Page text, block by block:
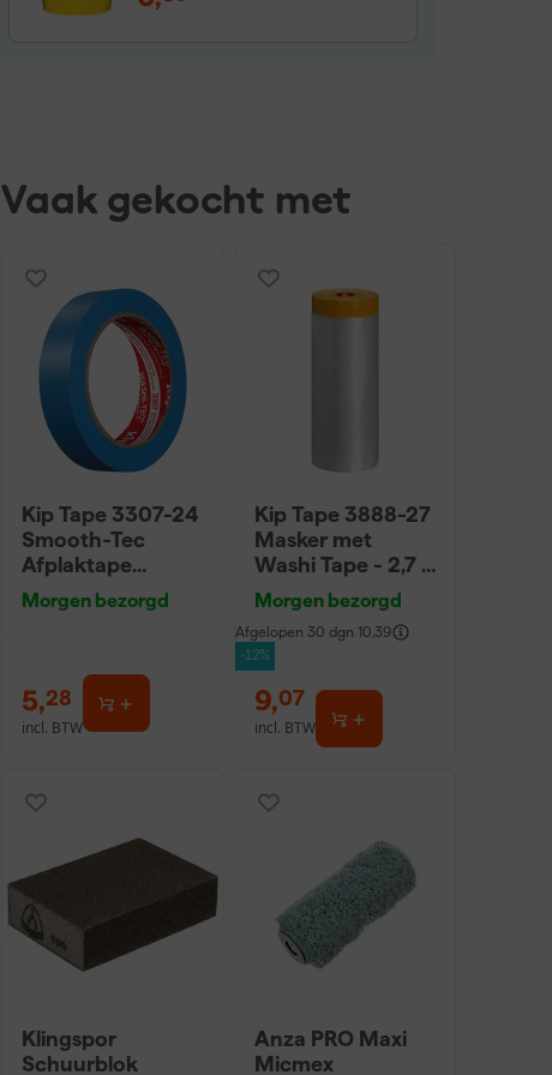
Vaak gekocht met
Kip Tape 3307-24
Smooth-Tec
Afplaktape
Buitengebruik -
24mm x 50m
Morgen bezorgd
5,28
incl. BTW
Kip Tape 3888-27
Masker met
Washi Tape - 2,7 x
20m
Morgen bezorgd
Afgelopen 30 dgn 10,39
-12%
9,07
incl. BTW
Klingspor
Schuurblok
Anza PRO Maxi
Micmex